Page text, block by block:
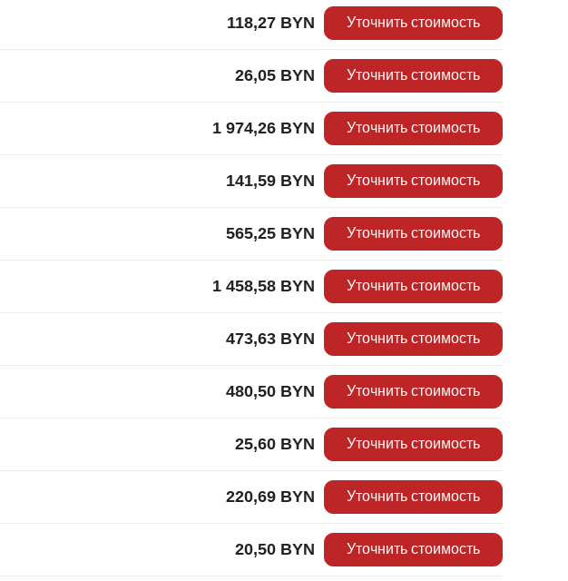
118,27 BYN Уточнить стоимость
26,05 BYN Уточнить стоимость
1 974,26 BYN Уточнить стоимость
141,59 BYN Уточнить стоимость
565,25 BYN Уточнить стоимость
1 458,58 BYN Уточнить стоимость
473,63 BYN Уточнить стоимость
480,50 BYN Уточнить стоимость
25,60 BYN Уточнить стоимость
220,69 BYN Уточнить стоимость
20,50 BYN Уточнить стоимость